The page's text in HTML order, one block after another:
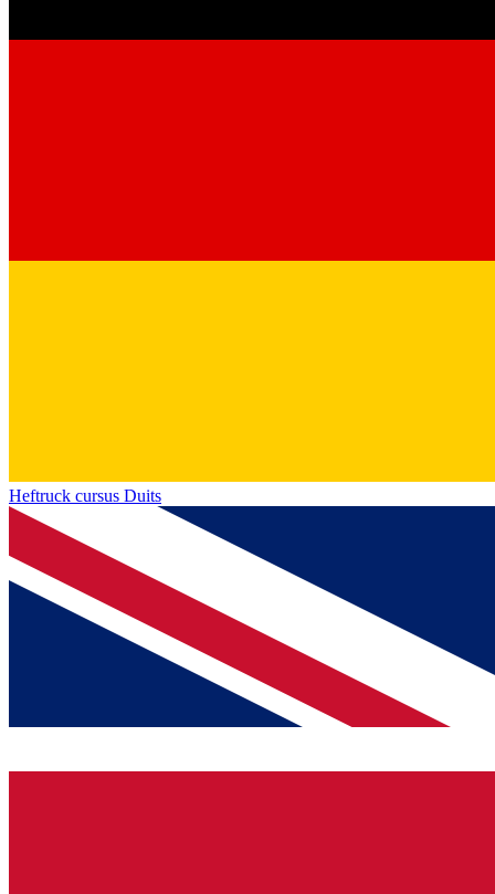
Heftruck cursus Duits